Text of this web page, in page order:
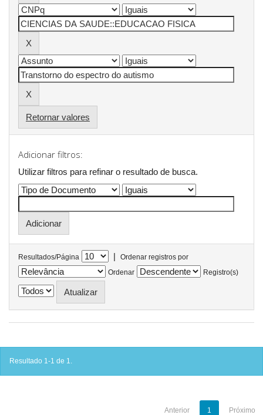
Retornar valores
Adicionar filtros:
Utilizar filtros para refinar o resultado de busca.
Resultados/Página |
Ordenar registros por
Ordenar
Registro(s)
Resultado 1-1 de 1.
Anterior 1 Próximo